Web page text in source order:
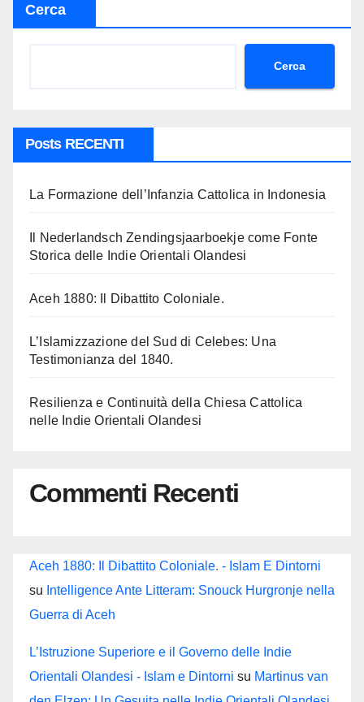
Cerca
Cerca
Posts RECENTI
La Formazione dell’Infanzia Cattolica in Indonesia
Il Nederlandsch Zendingsjaarboekje come Fonte
Storica delle Indie Orientali Olandesi
Aceh 1880: Il Dibattito Coloniale.
L’Islamizzazione del Sud di Celebes: Una
Testimonianza del 1840.
Resilienza e Continuità della Chiesa Cattolica
nelle Indie Orientali Olandesi
Commenti Recenti
Aceh 1880: Il Dibattito Coloniale. - Islam E Dintorni
su Intelligence Ante Litteram: Snouck Hurgronje nella
Guerra di Aceh
L’Istruzione Superiore e il Governo delle Indie
Orientali Olandesi - Islam e Dintorni su Martinus van